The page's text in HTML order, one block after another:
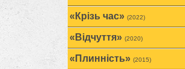
«Крізь час» (2022)
«Відчуття» (2020)
«Плинність» (2015)